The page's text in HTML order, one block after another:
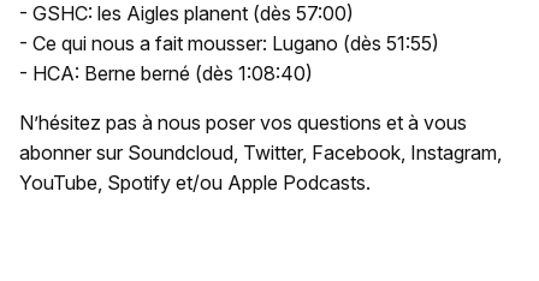
- GSHC: les Aigles planent (dès 57:00)
- Ce qui nous a fait mousser: Lugano (dès 51:55)
- HCA: Berne berné (dès 1:08:40)
N’hésitez pas à nous poser vos questions et à vous
abonner sur Soundcloud, Twitter, Facebook, Instagram,
YouTube, Spotify et/ou Apple Podcasts.